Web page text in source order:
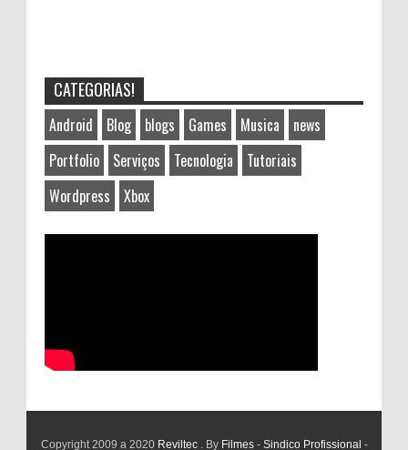
CATEGORIAS!
Android Blog blogs Games Musica
news
Portfolio
Serviços Tecnologia
Tutoriais
Wordpress
Xbox
Copyright 2009 a 2020 Reviltec . By Filmes- Sindico Profissional -